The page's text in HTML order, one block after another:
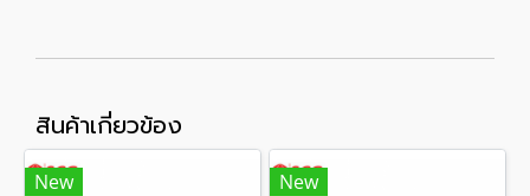
สินค้าเกี่ยวข้อง
New New